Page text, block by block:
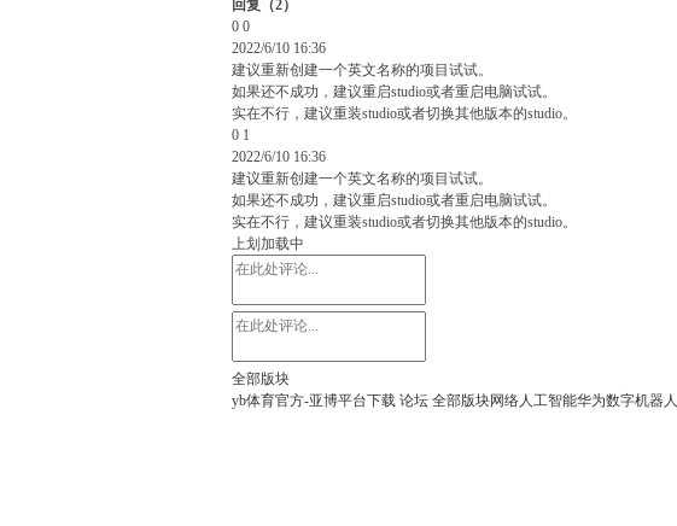
回复 （2）
0 0
2022/6/10 16:36
建议重新创建一个英文名称的项目试试。
如果还不成功，建议重启studio或者重启电脑试试。
实在不行，建议重装studio或者切换其他版本的studio。
0 1
2022/6/10 16:36
建议重新创建一个英文名称的项目试试。
如果还不成功，建议重启studio或者重启电脑试试。
实在不行，建议重装studio或者切换其他版本的studio。
上划加载中
全部版块
yb体育官方-亚博平台下载 论坛 全部版块网络人工智能华为数字机器人